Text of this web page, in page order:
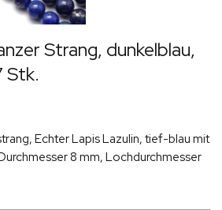
Strang, dunkelblau,
Stk.
Echter Lapis Lazulin, tief-blau mit
8 mm, Lochdurchmesser